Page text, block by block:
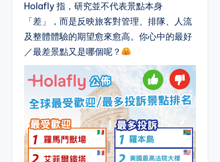
Holafly 指，研究並不代表景點本身
「差」，而是反映旅客對管理、排隊、人流
及整體體驗的期望愈來愈高。你心中的最好
／最差景點又是哪個呢？